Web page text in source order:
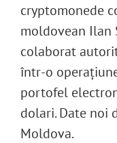
cryptomonede
moldovean Ilan
colaborat
într-o
portofel
dolari. Date noi
Moldova.